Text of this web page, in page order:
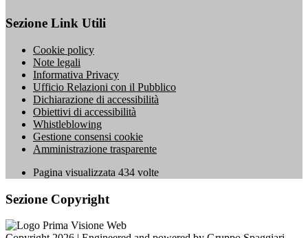
Sezione Link Utili
Cookie policy
Note legali
Informativa Privacy
Ufficio Relazioni con il Pubblico
Dichiarazione di accessibilità
Obiettivi di accessibilità
Whistleblowing
Gestione consensi cookie
Amministrazione trasparente
Pagina visualizzata 434 volte
Sezione Copyright